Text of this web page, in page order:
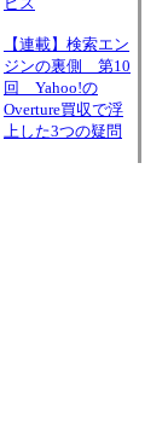
【連載】検索エン
ジンの裏側 第10
回 Yahoo!の
Overture買収で浮
上した3つの疑問